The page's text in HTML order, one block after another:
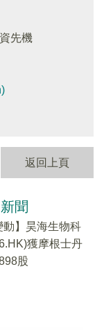
先機
返回上頁
聞
動】昊海生物科
獲摩根士丹
股